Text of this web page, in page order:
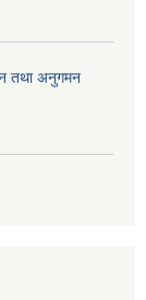
तथा अनुगमन